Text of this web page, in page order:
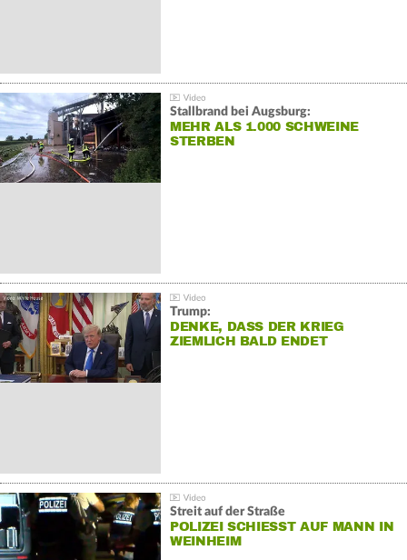
Stallbrand bei Augsburg:
MEHR ALS 1.000 SCHWEINE
STERBEN
Trump:
DENKE, DASS DER KRIEG
ZIEMLICH BALD ENDET
Streit auf der Straße
POLIZEI SCHIESST AUF MANN IN W
EINHEIM